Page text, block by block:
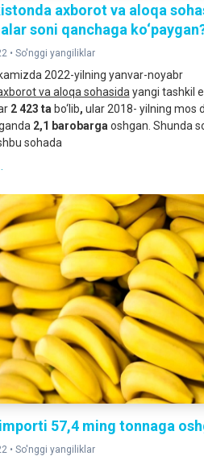
axborot va aloqa
soni qanchaga
• So'nggi yangiliklar
2022-yilning yanvar-noyabr
va aloqa sohasida yangi tashkil
2 423 ta bo‘lib, ular 2018- yilning mos
2,1 barobarga oshgan. Shunda
sohada
57,4 ming tonnaga
• So'nggi yangiliklar